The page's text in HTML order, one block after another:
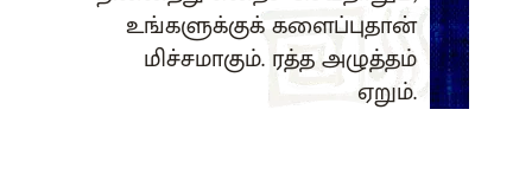
உங்களுக்குக் களைப்புதான்
மிச்சமாகும். ரத்த அழுத்தம்
ஏறும்.